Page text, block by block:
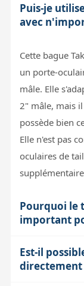
Puis-je
avec
Cette bague
un porte-
mâle. Elle
2" mâle, mais
possède bien
Elle n'est pas
oculaires de
Pourquoi le
important
Le tirage
fixation et le
Est-il
directement